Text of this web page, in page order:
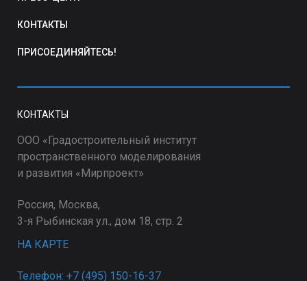
КОНТАКТЫ
ПРИСОЕДИНЯЙТЕСЬ!
КОНТАКТЫ
ООО «Градостроительный институт
пространственного моделирования
и развития «Мирпроект»
Россия, Москва,
3-я Рыбинская ул., дом 18, стр. 2
НА КАРТЕ
Телефон: +7 (495) 150-16-37